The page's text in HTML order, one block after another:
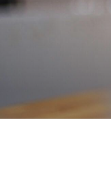
Saltar
al